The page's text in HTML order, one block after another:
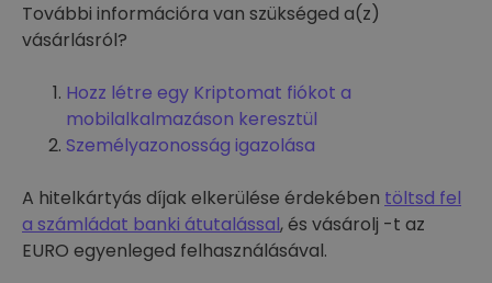
További információra van szükséged a(z)
vásárlásról?
Hozz létre egy Kriptomat fiókot a
mobilalkalmazáson keresztül
Személyazonosság igazolása
A hitelkártyás díjak elkerülése érdekében töltsd fel
a számládat banki átutalással, és vásárolj -t az
EURO egyenleged felhasználásával.